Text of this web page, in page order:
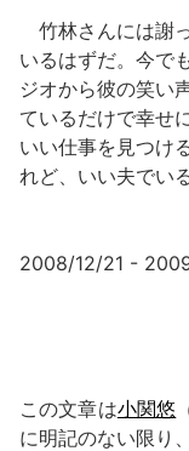
竹林さんには謝
いるはずだ。今で
ジオから彼の笑い
ているだけで幸せ
いい仕事を見つけ
れど、いい夫でい
2008/12/21 -
この文章は小関悠
に明記のない限り